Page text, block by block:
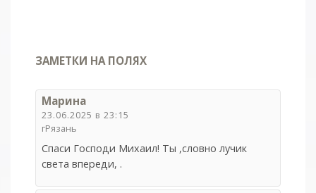
ЗАМЕТКИ НА ПОЛЯХ
Марина
23.06.2025 в 23:15
гРязань
Спаси Господи Михаил! Ты ,словно лучик
света впереди, .